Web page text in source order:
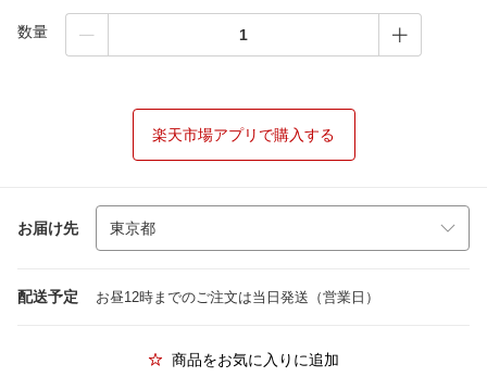
数量
楽天市場アプリで購入する
お届け先
配送予定 お昼12時までのご注文は当日発送（営業日）
商品をお気に入りに追加